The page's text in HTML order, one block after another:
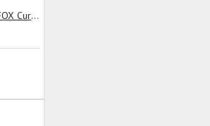
Поводок в сборе FOX Curve Short Rigs